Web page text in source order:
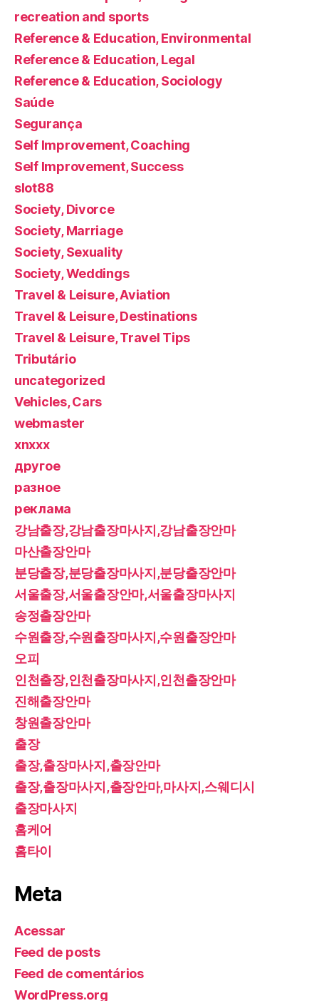
recreation and sports
Reference & Education, Environmental
Reference & Education, Legal
Reference & Education, Sociology
Saúde
Segurança
Self Improvement, Coaching
Self Improvement, Success
slot88
Society, Divorce
Society, Marriage
Society, Sexuality
Society, Weddings
Travel & Leisure, Aviation
Travel & Leisure, Destinations
Travel & Leisure, Travel Tips
Tributário
uncategorized
Vehicles, Cars
webmaster
xnxxx
другое
разное
реклама
강남출장,강남출장마사지,강남출장안마
마산출장안마
분당출장,분당출장마사지,분당출장안마
서울출장,서울출장안마,서울출장마사지
송정출장안마
수원출장,수원출장마사지,수원출장안마
오피
인천출장,인천출장마사지,인천출장안마
진해출장안마
창원출장안마
출장
출장,출장마사지,출장안마
출장,출장마사지,출장안마,마사지,스웨디시
출장마사지
홈케어
홈타이
Meta
Acessar
Feed de posts
Feed de comentários
WordPress.org